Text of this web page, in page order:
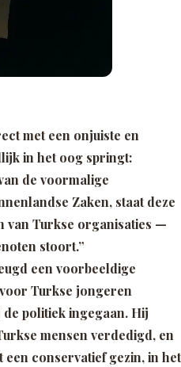
met een onjuiste en
in het oog springt:
de voormalige
Zaken, staat deze
van Turkse organisaties —
stoort.”
een voorbeeldige
Turkse jongeren
politiek ingegaan. Hij
mensen verdedigd, en
conservatief gezin, in het